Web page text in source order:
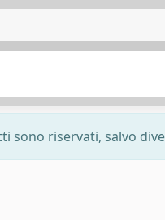
riservati, salvo